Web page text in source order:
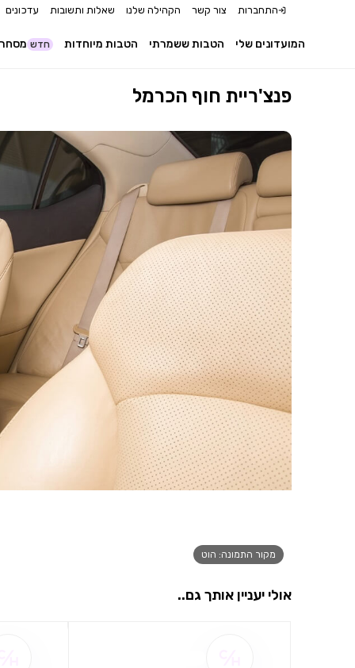
התחברות צור קשר הקהילה שלנו שאלות ותשובות עדכונים
חדש הטבות מיוחדות הטבות ששמרתי המועדונים שלי
פנצ'ריית חוף הכרמל
מקור התמונה: הוט
אולי יעניין אותך גם..